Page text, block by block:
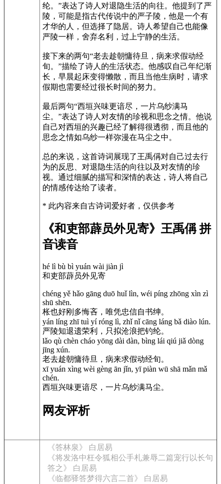
纶。”表达了诗人对退隐生活的向往。他提到了严
陵，可能是指古代传说中的严子陵，他是一个有
才华的人，但选择了隐居。诗人希望自己也能像
严陵一样，舍弃名利，过上宁静的生活。
接下来的两句“老去趁朝慵待旦，病来求假动经
旬。”描绘了诗人的生活状态。他感叹自己年纪渐
长，早晨起床变得懒散，而且当他生病时，请求
假期也需要经过很长时间的努力。
最后两句“西垣兴味更谙尽，一片乌纱满马
尘。”表达了诗人对友情的珍视和思念之情。他说
自己对西垣的兴趣已经了解得很透彻，而且他的
思念之情如乌纱一样弥漫在马尘之中。
总的来说，这首诗词展现了王禹偁对自己过去行
为的反思、对退隐生活的向往以及对友情的珍
视。通过细腻的描写和深情的表达，诗人将自己
的情感传达给了读者。
* 此内容来自古诗词爱好者，仅供参考
《和吏部薜员外见寄》王禹偁 拼
音读音
hé lì bù bì yuán wài jiàn jì
和吏部薜员外见寄
chéng yě hǎo gāng duō huǐ lìn, wéi píng zhōng xìn zì
shū shēn.
枨也好刚多悔吝，唯凭忠信自书绅。
yán líng zhī tuì yí róng lì, zhǐ nǐ cāng láng bǎ diào lún.
严陵知退遗荣利，只拟沧浪把钓纶。
lǎo qù chèn cháo yōng dài dàn, bìng lái qiú jiǎ dòng
jīng xún.
老去趁朝慵待旦，病来求假动经旬。
xī yuán xìng wèi gèng ān jǐn, yī piàn wū shā mǎn mǎ
chén.
西垣兴味更谙尽，一片乌纱满马尘。
网友评析
《答林泉》 白居易
《将发洛中枉令狐相公手札兼辱二篇宠行以长句
答之》 白居易
《临都驿答梦得六言二首》 白居易